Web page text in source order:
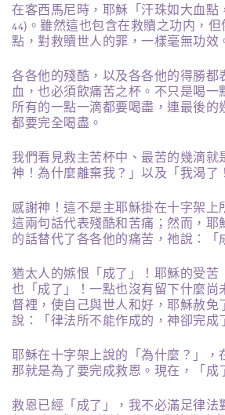
在客西馬尼時，耶穌「汗珠如大血點
44)。雖然這也包含在救贖之功内，
點，對救贖世人的罪，一樣毫無功效
各各他的殘酷，以及各各他的得勝都
血，也必須飲痛苦之杯。不只是喝一
所有的一點一滴都要喝盡，連最後的
都要完全喝盡。
我們看見救主苦杯中、最苦的幾滴就
神！為什麼離棄我？」以及「我渴了
感謝神！這不是主耶穌掛在十字架上
這兩句話代表殘酷和苦痛；然而，耶
的話替代了各各他的痛苦，祂說：「
猶太人的嫉恨「成了」！耶穌的受苦
也「成了」！一點也沒有留下什麼尚
督裡，使自己與世人和好，耶穌赦免
說：「律法所不能作成的，神卻完成
耶穌在十字架上說的「為什麼？」，
那就是為了要完成救恩。現在，「成
救恩已經「成了」，我不必滿足律法